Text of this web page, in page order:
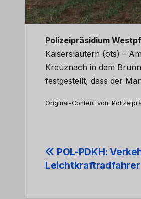
Polizeipräsidium
Kaiserslautern (ots) –
Kreuznach in dem
festgestellt, dass der
Original-Content von:
Beitrags-
POL-PDKH:
Leichtkraftradfahrer